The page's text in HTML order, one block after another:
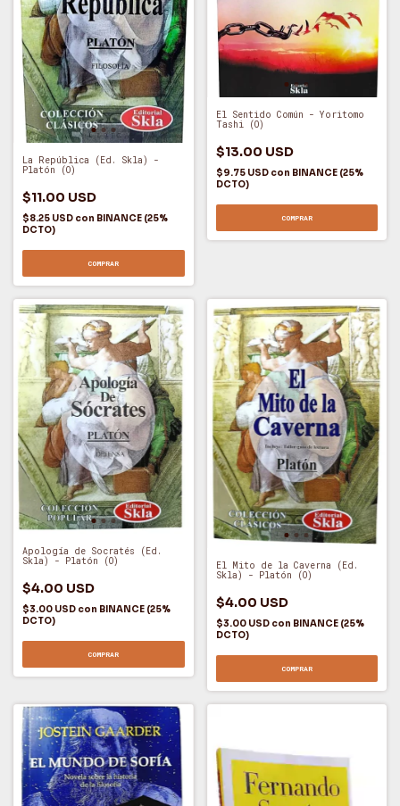
La República (Ed. Skla) -
Platón (O)
$11.00 USD
$8.25 USD con BINANCE (25%
DCTO)
COMPRAR
El Sentido Común - Yoritomo
Tashi (O)
$13.00 USD
$9.75 USD con BINANCE (25%
DCTO)
COMPRAR
Apología de Socratés (Ed.
Skla) - Platón (O)
$4.00 USD
$3.00 USD con BINANCE (25%
DCTO)
COMPRAR
El Mito de la Caverna (Ed.
Skla) - Platón (O)
$4.00 USD
$3.00 USD con BINANCE (25%
DCTO)
COMPRAR